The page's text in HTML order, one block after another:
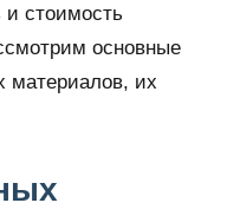
и стоимость
основные
материалов, их